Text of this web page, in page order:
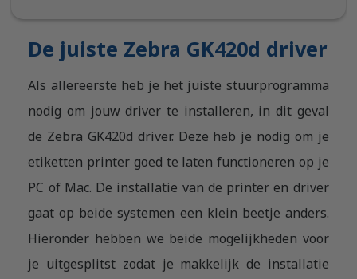
De juiste Zebra GK420d driver
Als allereerste heb je het juiste stuurprogramma
nodig om jouw driver te installeren, in dit geval
de Zebra GK420d driver. Deze heb je nodig om je
etiketten printer goed te laten functioneren op je
PC of Mac. De installatie van de printer en driver
gaat op beide systemen een klein beetje anders.
Hieronder hebben we beide mogelijkheden voor
je uitgesplitst zodat je makkelijk de installatie